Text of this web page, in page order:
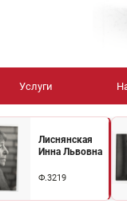
Услуги
Лиснянская
Инна Львовна
Ф.3219